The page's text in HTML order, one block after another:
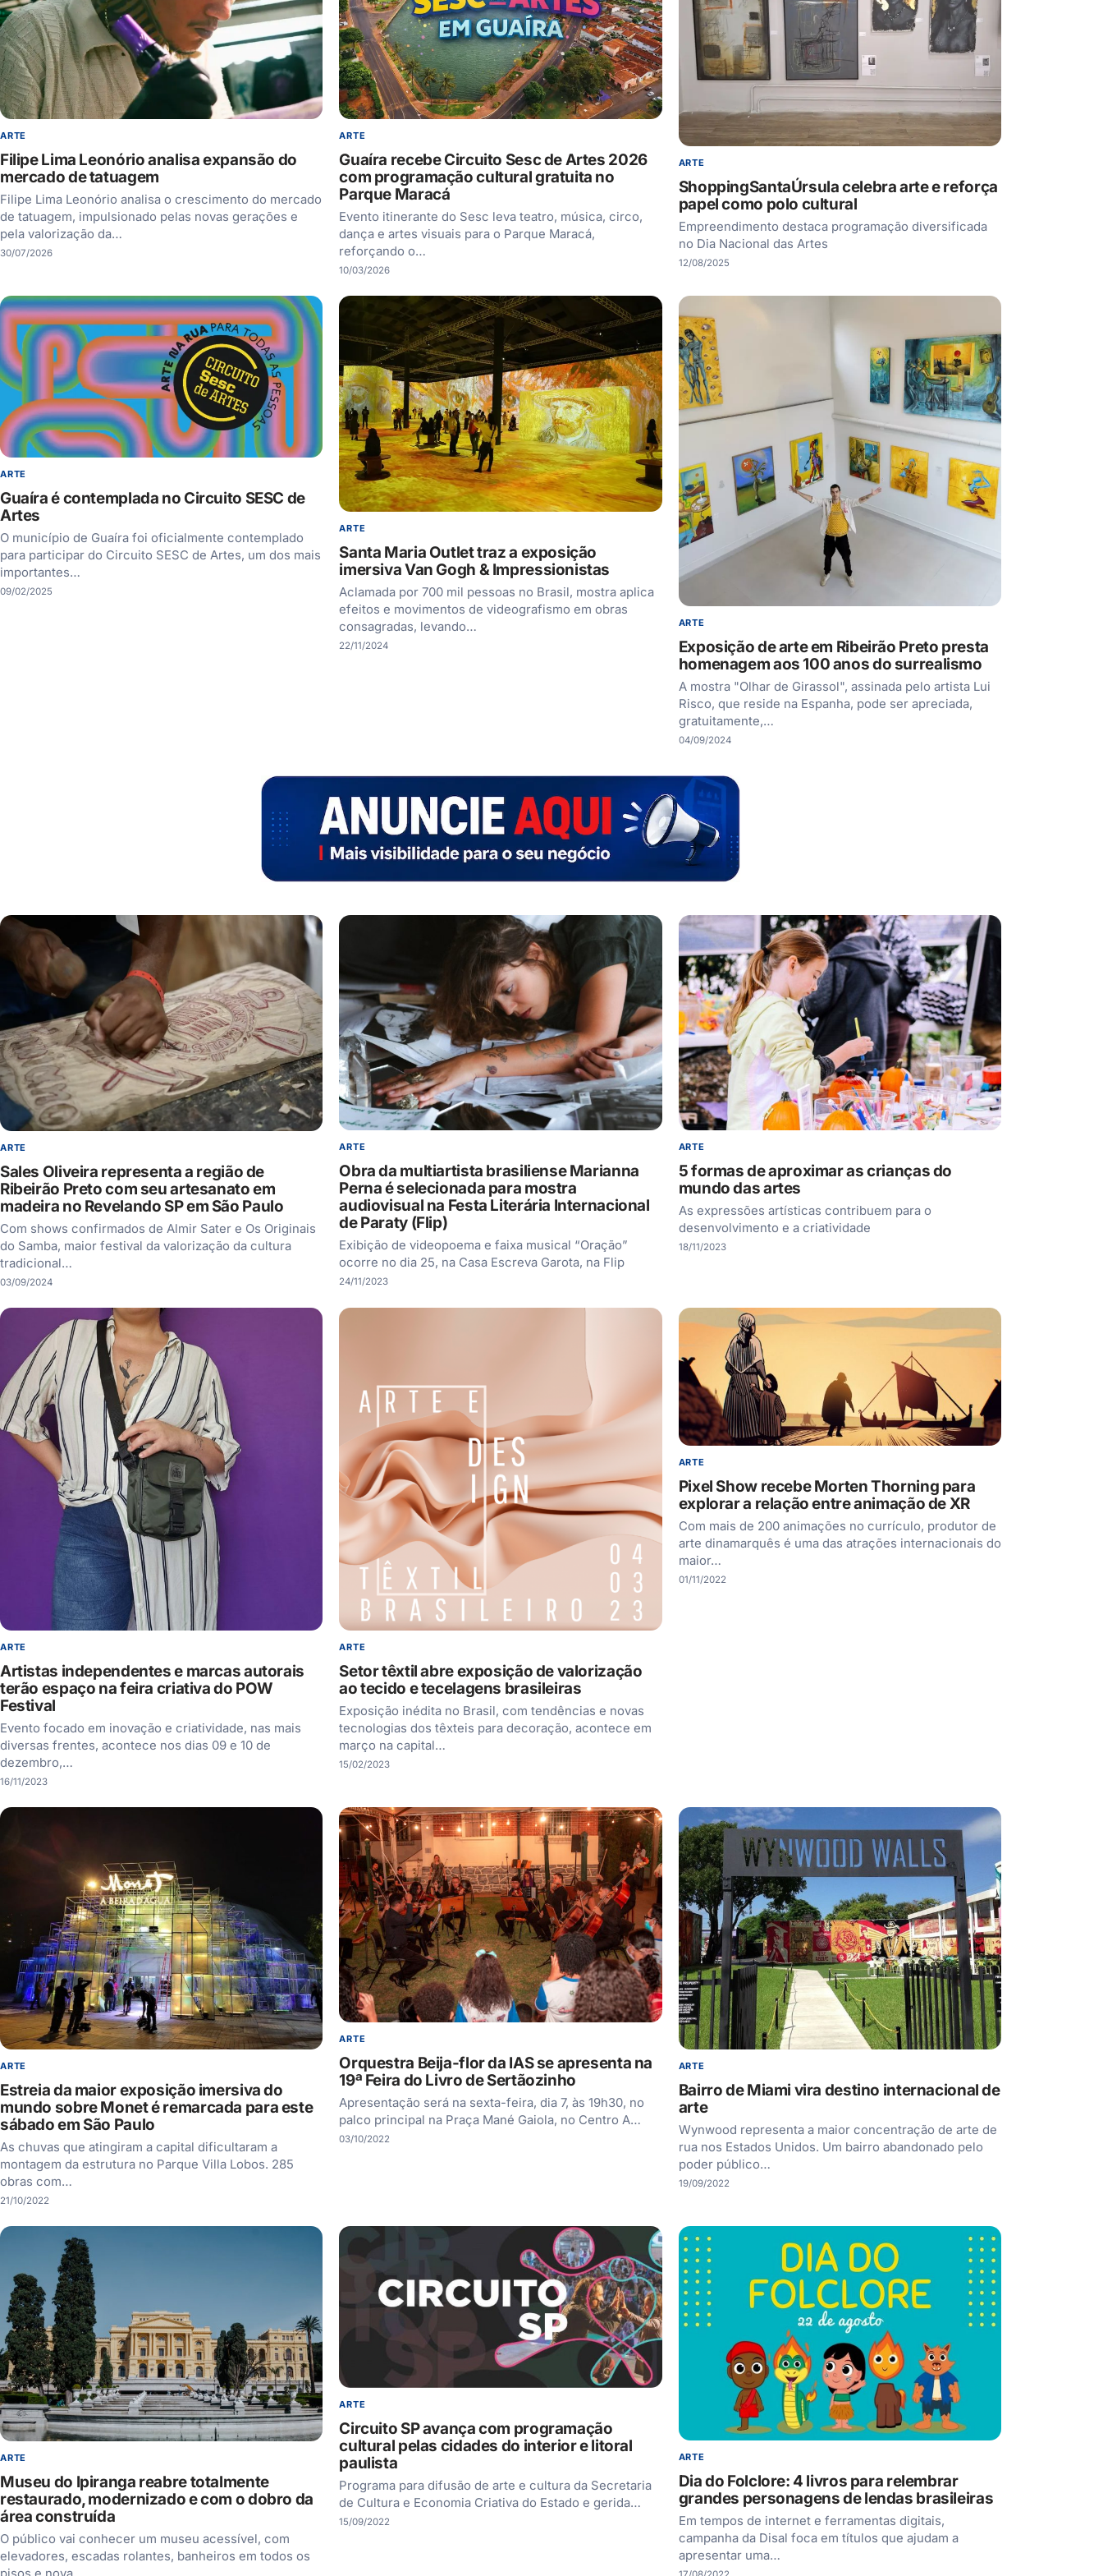
ARTE
Filipe Lima Leonório analisa expansão do
mercado de tatuagem
Filipe Lima Leonório analisa o crescimento do mercado
de tatuagem, impulsionado pelas novas gerações e
pela valorização da…
30/07/2026
ARTE
Guaíra recebe Circuito Sesc de Artes 2026
com programação cultural gratuita no
Parque Maracá
Evento itinerante do Sesc leva teatro, música, circo,
dança e artes visuais para o Parque Maracá,
reforçando o…
10/03/2026
ARTE
ShoppingSantaÚrsula celebra arte e reforça
papel como polo cultural
Empreendimento destaca programação diversificada
no Dia Nacional das Artes
12/08/2025
ARTE
Guaíra é contemplada no Circuito SESC de
Artes
O município de Guaíra foi oficialmente contemplado
para participar do Circuito SESC de Artes, um dos mais
importantes…
09/02/2025
ARTE
Santa Maria Outlet traz a exposição
imersiva Van Gogh & Impressionistas
Aclamada por 700 mil pessoas no Brasil, mostra aplica
efeitos e movimentos de videografismo em obras
consagradas, levando…
22/11/2024
ARTE
Exposição de arte em Ribeirão Preto presta
homenagem aos 100 anos do surrealismo
A mostra "Olhar de Girassol", assinada pelo artista Lui
Risco, que reside na Espanha, pode ser apreciada,
gratuitamente,…
04/09/2024
ARTE
Sales Oliveira representa a região de
Ribeirão Preto com seu artesanato em
madeira no Revelando SP em São Paulo
Com shows confirmados de Almir Sater e Os Originais
do Samba, maior festival da valorização da cultura
tradicional…
03/09/2024
ARTE
Obra da multiartista brasiliense Marianna
Perna é selecionada para mostra
audiovisual na Festa Literária Internacional
de Paraty (Flip)
Exibição de videopoema e faixa musical “Oração”
ocorre no dia 25, na Casa Escreva Garota, na Flip
24/11/2023
ARTE
5 formas de aproximar as crianças do
mundo das artes
As expressões artísticas contribuem para o
desenvolvimento e a criatividade
18/11/2023
ARTE
Artistas independentes e marcas autorais
terão espaço na feira criativa do POW
Festival
Evento focado em inovação e criatividade, nas mais
diversas frentes, acontece nos dias 09 e 10 de
dezembro,…
16/11/2023
ARTE
Setor têxtil abre exposição de valorização
ao tecido e tecelagens brasileiras
Exposição inédita no Brasil, com tendências e novas
tecnologias dos têxteis para decoração, acontece em
março na capital…
15/02/2023
ARTE
Pixel Show recebe Morten Thorning para
explorar a relação entre animação de XR
Com mais de 200 animações no currículo, produtor de
arte dinamarquês é uma das atrações internacionais do
maior…
01/11/2022
ARTE
Estreia da maior exposição imersiva do
mundo sobre Monet é remarcada para este
sábado em São Paulo
As chuvas que atingiram a capital dificultaram a
montagem da estrutura no Parque Villa Lobos. 285
obras com…
21/10/2022
ARTE
Orquestra Beija-flor da IAS se apresenta na
19ª Feira do Livro de Sertãozinho
Apresentação será na sexta-feira, dia 7, às 19h30, no
palco principal na Praça Mané Gaiola, no Centro A…
03/10/2022
ARTE
Bairro de Miami vira destino internacional de
arte
Wynwood representa a maior concentração de arte de
rua nos Estados Unidos. Um bairro abandonado pelo
poder público…
19/09/2022
ARTE
Museu do Ipiranga reabre totalmente
restaurado, modernizado e com o dobro da
área construída
O público vai conhecer um museu acessível, com
elevadores, escadas rolantes, banheiros em todos os
ARTE
Circuito SP avança com programação
cultural pelas cidades do interior e litoral
paulista
Programa para difusão de arte e cultura da Secretaria
de Cultura e Economia Criativa do Estado e gerida…
15/09/2022
ARTE
Dia do Folclore: 4 livros para relembrar
grandes personagens de lendas brasileiras
Em tempos de internet e ferramentas digitais,
campanha da Disal foca em títulos que ajudam a
apresentar uma…